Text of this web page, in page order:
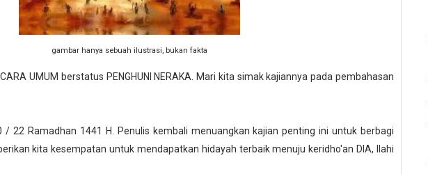
gambar hanya sebuah ilustrasi, bukan fakta
UMUM berstatus PENGHUNI NERAKA. Mari kita simak kajiannya pada pembahasan
/ 22 Ramadhan 1441 H. Penulis kembali menuangkan kajian penting ini untuk berbagi
kita kesempatan untuk mendapatkan hidayah terbaik menuju keridho'an DIA, Ilahi